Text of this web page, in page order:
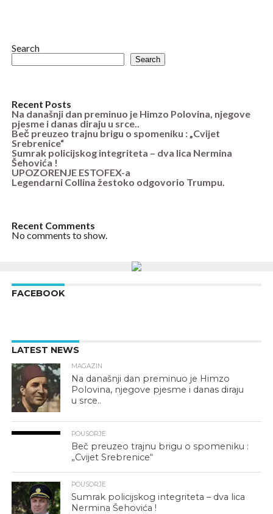
Search
Search
Recent Posts
Na današnji dan preminuo je Himzo Polovina, njegove
pjesme i danas diraju u srce..
Beč preuzeo trajnu brigu o spomeniku : „Cvijet
Srebrenice“
Sumrak policijskog integriteta – dva lica Nermina
Šehovića !
UPOZORENJE ESTOFEX-a
Legendarni Collina žestoko odgovorio Trumpu.
Recent Comments
No comments to show.
FACEBOOK
LATEST NEWS
MAGAZIN
Na današnji dan preminuo je Himzo
Polovina, njegove pjesme i danas diraju
u srce..
POUSORJE
Beč preuzeo trajnu brigu o spomeniku :
„Cvijet Srebrenice“
POUSORJE
Sumrak policijskog integriteta – dva lica
Nermina Šehovića !